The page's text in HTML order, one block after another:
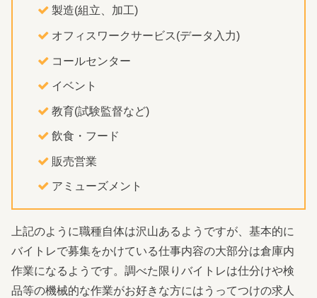
製造(組立、加工)
オフィスワークサービス(データ入力)
コールセンター
イベント
教育(試験監督など)
飲食・フード
販売営業
アミューズメント
上記のように職種自体は沢山あるようですが、基本的に
バイトレで募集をかけている仕事内容の大部分は倉庫内
作業になるようです。調べた限りバイトレは仕分けや検
品等の機械的な作業がお好きな方にはうってつけの求人